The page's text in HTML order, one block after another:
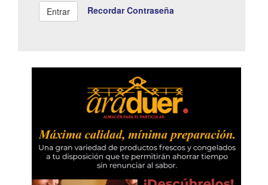
Recordar Contraseña